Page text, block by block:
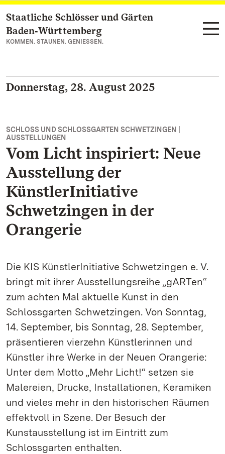
Zum Hauptinhalt springen
Staatliche Schlösser und Gärten
Baden‑Württemberg
KOMMEN. STAUNEN. GENIESSEN.
Donnerstag, 28. August 2025
SCHLOSS UND SCHLOSSGARTEN SCHWETZINGEN |
AUSSTELLUNGEN
Vom Licht inspiriert: Neue
Ausstellung der
KünstlerInitiative
Schwetzingen in der
Orangerie
Die KIS KünstlerInitiative Schwetzingen e. V.
bringt mit ihrer Ausstellungsreihe „gARTen“
zum achten Mal aktuelle Kunst in den
Schlossgarten Schwetzingen. Von Sonntag,
14. September, bis Sonntag, 28. September,
präsentieren vierzehn Künstlerinnen und
Künstler ihre Werke in der Neuen Orangerie:
Unter dem Motto „Mehr Licht!“ setzen sie
Malereien, Drucke, Installationen, Keramiken
und vieles mehr in den historischen Räumen
effektvoll in Szene. Der Besuch der
Kunstausstellung ist im Eintritt zum
Schlossgarten enthalten.